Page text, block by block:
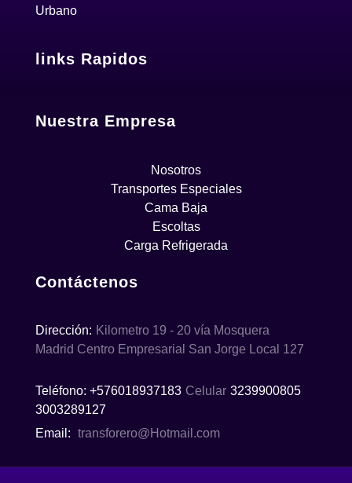
Urbano
links Rapidos
Nuestra Empresa
Nosotros
Transportes Especiales
Cama Baja
Escoltas
Carga Refrigerada
Contáctenos
Dirección: Kilometro 19 - 20 vía Mosquera
Madrid Centro Empresarial San Jorge Local 127
Teléfono: +576018937183 Celular 3239900805
3003289127
Email: transforero@Hotmail.com